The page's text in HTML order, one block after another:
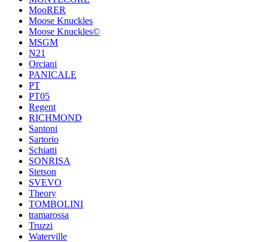
MooRER
Moose Knuckles
Moose Knuckles©️
MSGM
N21
Orciani
PANICALE
PT
PT05
Regent
RICHMOND
Santoni
Sartorio
Schiatti
SONRISA
Stetson
SVEVO
Theory
TOMBOLINI
tramarossa
Truzzi
Waterville